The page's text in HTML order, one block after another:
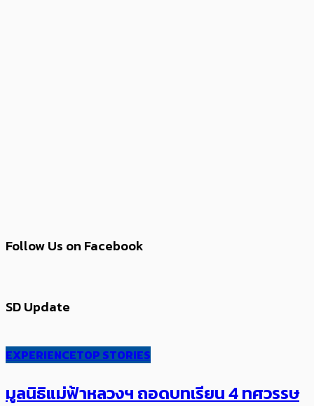
Follow Us on Facebook
SD Update
EXPERIENCETOP STORIES
มูลนิธิแม่ฟ้าหลวงฯ ถอดบทเรียน 4 ทศวรรษ